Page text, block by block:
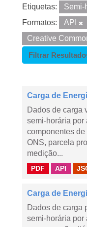
Etiquetas: Semi-
Formatos:
API
Creative
Filtrar
Carga de
Dados de carga
semi-horária por
componentes
ONS, parcela
medição...
PDF API
Carga de
Dados de carga
semi-horária por